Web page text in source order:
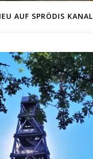
AUF SPRÖDIS KANAL